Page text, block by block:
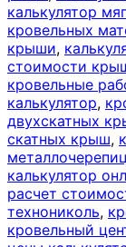
калькулятор
кровельных
крыши,
стоимости
кровельные
калькулятор,
двухскатных
скатных крыш,
калькулятор
расчет
технониколь,
кровельный